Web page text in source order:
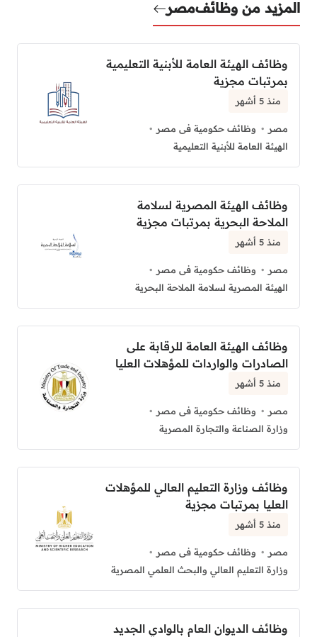
المزيد من وظائفمصر
وظائف الهيئة العامة للأبنية التعليمية
بمرتبات مجزية
منذ 5 أشهر
مصر
وظائف حكومية فى مصر
الهيئة العامة للأبنية التعليمية
وظائف الهيئة المصرية لسلامة
الملاحة البحرية بمرتبات مجزية
منذ 5 أشهر
مصر
وظائف حكومية فى مصر
الهيئة المصرية لسلامة الملاحة البحرية
وظائف الهيئة العامة للرقابة على
الصادرات والواردات للمؤهلات العليا
منذ 5 أشهر
مصر
وظائف حكومية فى مصر
وزارة الصناعة والتجارة المصرية
وظائف وزارة التعليم العالي للمؤهلات
العليا بمرتبات مجزية
منذ 5 أشهر
مصر
وظائف حكومية فى مصر
وزارة التعليم العالي والبحث العلمي المصرية
وظائف الديوان العام بالوادي الجديد